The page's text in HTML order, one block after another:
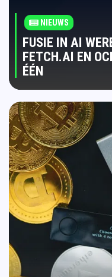
NIEUWS
FUSIE IN AI
FETCH.AI EN
ÉÉN